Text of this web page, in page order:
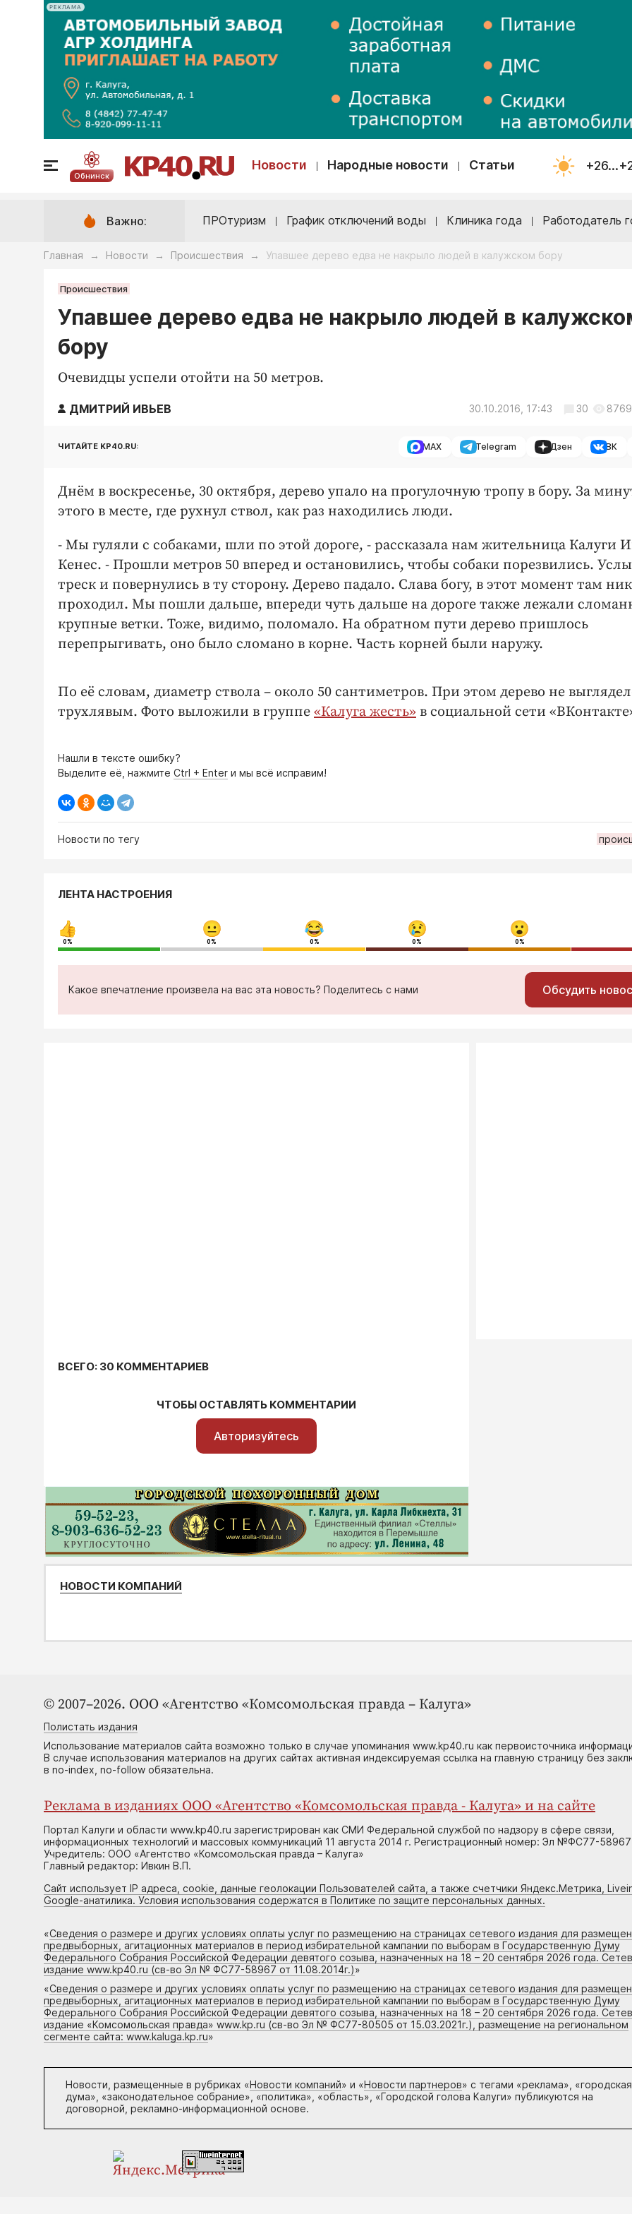
РЕКЛАМА
Обнинск
Новости Народные новости Статьи
Важно: ПРОтуризм График отключений воды Клиника года Работодатель
Главная → Новости → Происшествия → Упавшее дерево едва не накрыло людей в калужском бору
Происшествия
Упавшее дерево едва не накрыло людей в
бору
Очевидцы успели отойти на 50 метров.
ДМИТРИЙ ИВЬЕВ 30.10.2016, 17:43 30 8769
ЧИТАЙТЕ KP40.RU: MAX Telegram Дзен ВК
Днём в воскресенье, 30 октября, дерево упало на прогулочную тропу в бору. За
этого в месте, где рухнул ствол, как раз находились люди.
- Мы гуляли с собаками, шли по этой дороге, - рассказала нам жительница Калуги
Кенес. - Прошли метров 50 вперед и остановились, чтобы собаки порезвились.
треск и повернулись в ту сторону. Дерево падало. Слава богу, в этот момент там
проходил. Мы пошли дальше, впереди чуть дальше на дороге также лежали
крупные ветки. Тоже, видимо, поломало. На обратном пути дерево пришлось
перепрыгивать, оно было сломано в корне. Часть корней были наружу.
По её словам, диаметр ствола – около 50 сантиметров. При этом дерево не
трухлявым. Фото выложили в группе «Калуга жесть» в социальной сети
Нашли в тексте ошибку?
Выделите её, нажмите Ctrl + Enter и мы всё исправим!
Новости по тегу
ЛЕНТА НАСТРОЕНИЯ
0% 0% 0% 0% 0%
Какое впечатление произвела на вас эта новость? Поделитесь с нами Обсудить
ВСЕГО: 30 КОММЕНТАРИЕВ
ЧТОБЫ ОСТАВЛЯТЬ КОММЕНТАРИИ
Авторизуйтесь
НОВОСТИ КОМПАНИЙ
© 2007–2026. ООО «Агентство «Комсомольская правда – Калуга»
Полистать издания
Использование материалов сайта возможно только в случае упоминания www.kp40.ru как первоисточника
В случае использования материалов на других сайтах активная индексируемая ссылка на главную страницу без
в no-index, no-follow обязательна.
Реклама в изданиях ООО «Агентство «Комсомольская правда - Калуга» и на сайте
Портал Калуги и области www.kp40.ru зарегистрирован как СМИ Федеральной службой по надзору в сфере связи,
информационных технологий и массовых коммуникаций 11 августа 2014 г. Регистрационный номер: Эл №ФС77-58967
Учредитель: ООО «Агентство «Комсомольская правда – Калуга»
Главный редактор: Ивкин В.П.
Сайт использует IP адреса, cookie, данные геолокации Пользователей сайта, а также счетчики Яндекс.Метрика,
Google-анатилика. Условия использования содержатся в Политике по защите персональных данных.
«Сведения о размере и других условиях оплаты услуг по размещению на страницах сетевого издания для
предвыборных, агитационных материалов в период избирательной кампании по выборам в Государственную Думу
Федерального Собрания Российской Федерации девятого созыва, назначенных на 18 – 20 сентября 2026 года.
издание www.kp40.ru (св-во Эл № ФС77-58967 от 11.08.2014г.)»
«Сведения о размере и других условиях оплаты услуг по размещению на страницах сетевого издания для
предвыборных, агитационных материалов в период избирательной кампании по выборам в Государственную Думу
Федерального Собрания Российской Федерации девятого созыва, назначенных на 18 – 20 сентября 2026 года.
издание «Комсомольская правда» www.kp.ru (св-во Эл № ФС77-80505 от 15.03.2021г.), размещение на региональном
сегменте сайта: www.kaluga.kp.ru»
Новости, размещенные в рубриках «Новости компаний» и «Новости партнеров» с тегами «реклама», «городская
дума», «законодательное собрание», «политика», «область», «Городской голова Калуги» публикуются на
договорной, рекламно-информационной основе.